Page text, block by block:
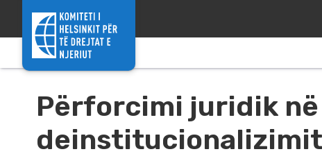
Përforcimi juridik në
deinstitucionalizimit